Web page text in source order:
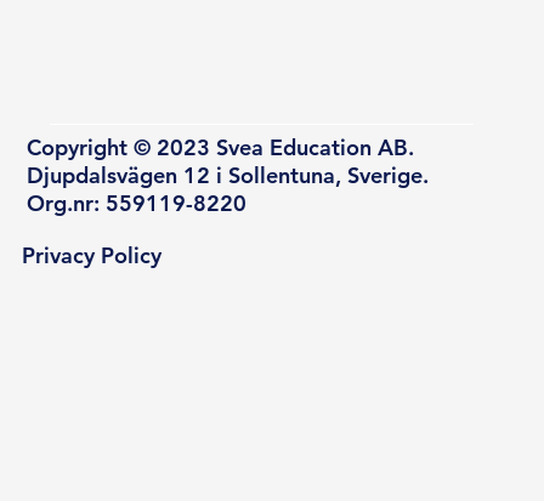
Copyright © 2023 Svea Education AB.
Djupdalsvägen 12 i Sollentuna, Sverige.
Org.nr: 559119-8220
Privacy Policy